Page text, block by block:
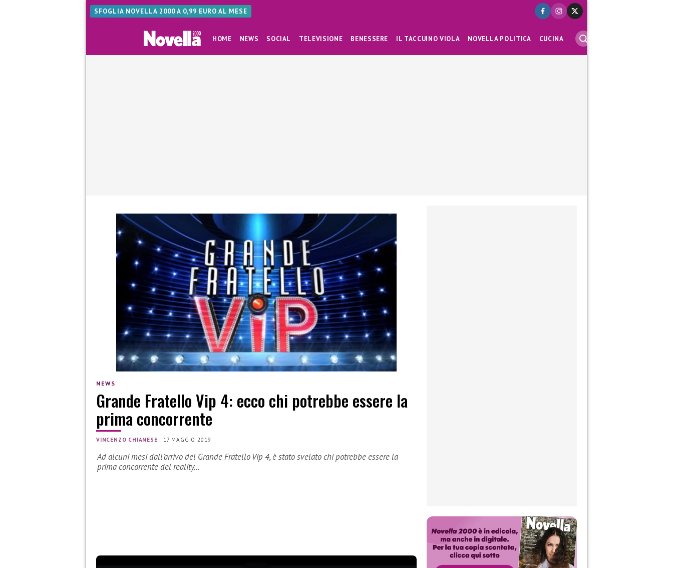
SFOGLIA NOVELLA 2000 A 0,99 EURO AL MESE
HOME NEWS SOCIAL TELEVISIONE BENESSERE IL TACCUINO VIOLA NOVELLA POLITICA CUCINA
NEWS
Grande Fratello Vip 4: ecco chi potrebbe essere la
prima concorrente
VINCENZO CHIANESE | 17 MAGGIO 2019
Ad alcuni mesi dall’arrivo del Grande Fratello Vip 4, è stato svelato chi potrebbe essere la
prima concorrente del reality…